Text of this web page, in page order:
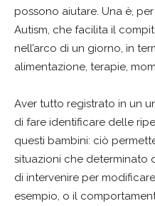
possono aiutare. Una è,
Autism, che facilita il
nell’arco di un giorno, in
alimentazione, terapie,
Aver tutto registrato in un
di fare identificare delle
questi bambini: ciò
situazioni che determinato
di intervenire per
esempio, o il